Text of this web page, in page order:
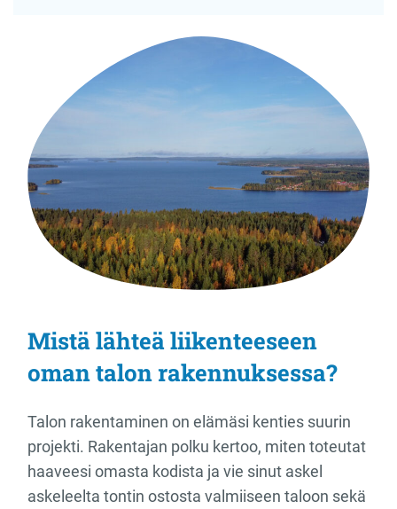
Mistä lähteä liikenteeseen
oman talon rakennuksessa?
Talon rakentaminen on elämäsi kenties suurin
projekti. Rakentajan polku kertoo, miten toteutat
haaveesi omasta kodista ja vie sinut askel
askeleelta tontin ostosta valmiiseen taloon sekä